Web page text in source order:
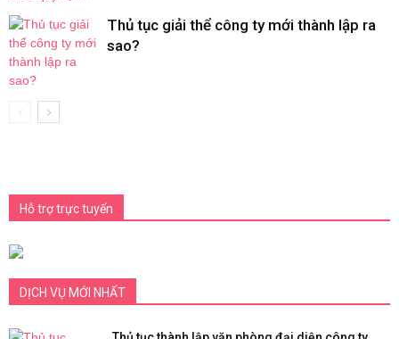
Thủ tục giải thể công ty mới thành lập ra
sao?
Hỗ trợ trực tuyến
DỊCH VỤ MỚI NHẤT